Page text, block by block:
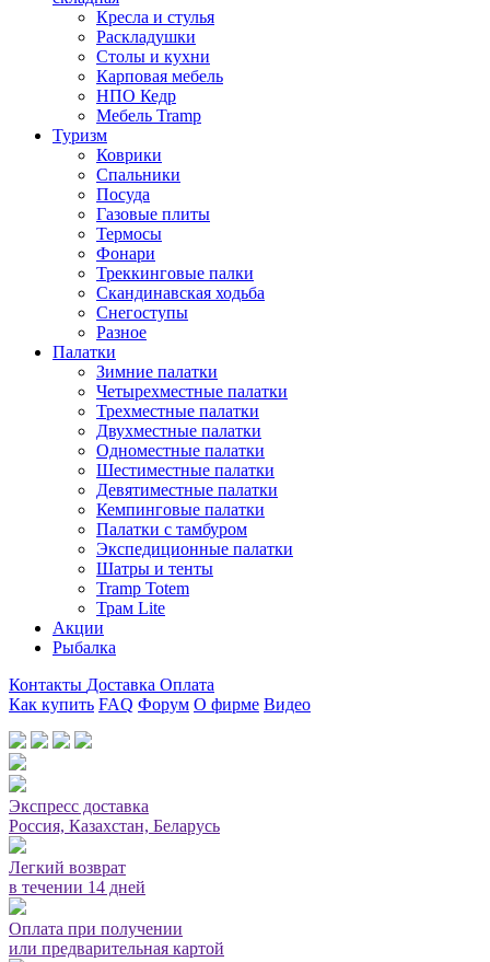
Кресла и стулья
Раскладушки
Столы и кухни
Карповая мебель
НПО Кедр
Мебель Tramp
Туризм
Коврики
Спальники
Посуда
Газовые плиты
Термосы
Фонари
Треккинговые палки
Скандинавская ходьба
Снегоступы
Разное
Палатки
Зимние палатки
Четырехместные палатки
Трехместные палатки
Двухместные палатки
Одноместные палатки
Шестиместные палатки
Девятиместные палатки
Кемпинговые палатки
Палатки с тамбуром
Экспедиционные палатки
Шатры и тенты
Tramp Totem
Трам Lite
Акции
Рыбалка
Контакты Доставка Оплата
Как купить FAQ Форум О фирме Видео
Экспресс доставка
Россия, Казахстан, Беларусь
Легкий возврат
в течении 14 дней
Оплата при получении
или предварительная картой